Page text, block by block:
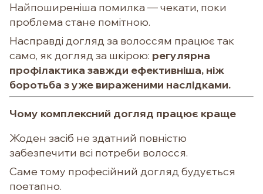
Найпоширеніша помилка — чекати, поки
проблема стане помітною.
Насправді догляд за волоссям працює так
само, як догляд за шкірою: регулярна
профілактика завжди ефективніша, ніж
боротьба з уже вираженими наслідками.
Чому комплексний догляд працює краще
Жоден засіб не здатний повністю
забезпечити всі потреби волосся.
Саме тому професійний догляд будується
поетапно.